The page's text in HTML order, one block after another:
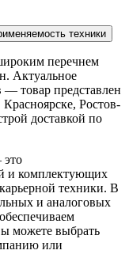
техники
перечнем
Актуальное
— товар представлен
Ростов-
доставкой по
и комплектующих
техники. В
и аналоговых
можете выбрать
или